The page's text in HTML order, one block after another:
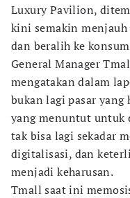
Luxury Pavilion,
kini semakin
dan beralih ke
General Manager
mengatakan dalam
bukan lagi pasar
yang menuntut untuk
tak bisa lagi sekadar
digitalisasi, dan
menjadi keharusan.
Tmall saat ini